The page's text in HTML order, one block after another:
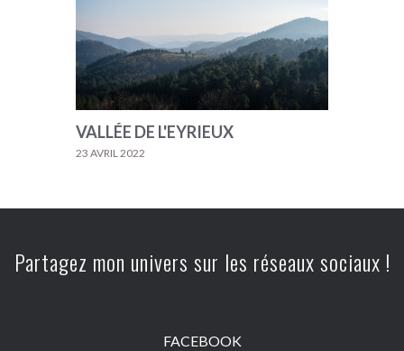
VALLÉE DE L'EYRIEUX
23 AVRIL 2022
Partagez mon univers sur les réseaux sociaux !
FACEBOOK